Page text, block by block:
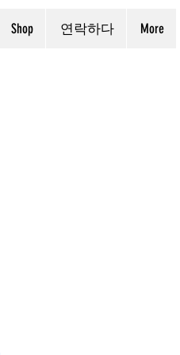
Shop 연락하다 More